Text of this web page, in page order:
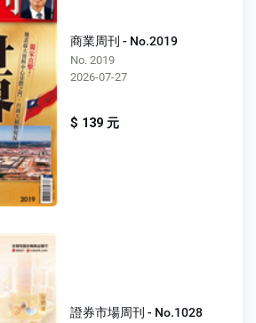
商業周刊 - No.2019
No. 2019
2026-07-27
$ 139 元
證券市場周刊 - No.1028